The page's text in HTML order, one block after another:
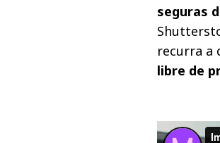
seguras
recurra a
libre de